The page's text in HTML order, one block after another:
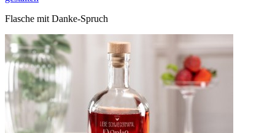
Flasche mit Danke-Spruch